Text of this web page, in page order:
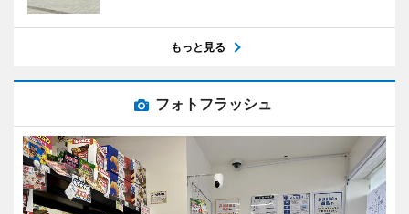
もっと見る
フォトフラッシュ